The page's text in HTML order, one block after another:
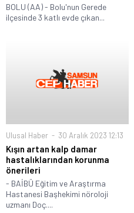
BOLU (AA) - Bolu'nun Gerede
ilçesinde 3 katlı evde çıkan...
Ulusal Haber 30 Aralık 2023 12:13
Kışın artan kalp damar
hastalıklarından korunma
önerileri
- BAİBÜ Eğitim ve Araştırma
Hastanesi Başhekimi nöroloji
uzmanı Doç....